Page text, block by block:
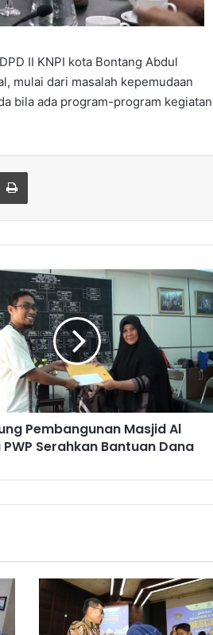
II KNPI kota Bontang Abdul
mulai dari masalah kepemudaan
bila ada program-program kegiatan
Email Print
Pembangunan Masjid Al
Serahkan Bantuan Dana